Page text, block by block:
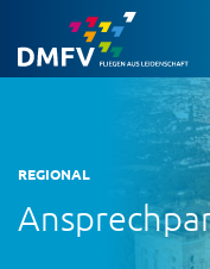
REGIONAL